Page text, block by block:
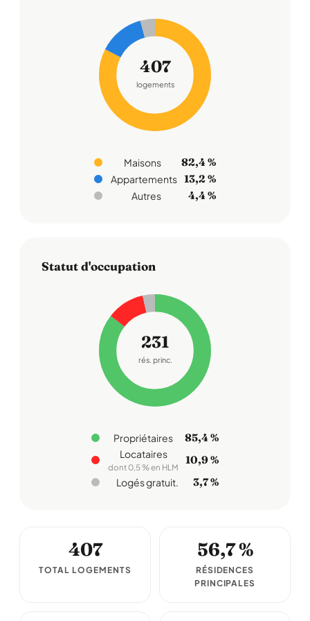
407
logements
Maisons 82,4 %
Appartements 13,2 %
Autres 4,4 %
Statut d'occupation
231
rés. princ.
Propriétaires 85,4 %
Locataires
dont 0,5 % en HLM
10,9 %
Logés gratuit. 3,7 %
407
TOTAL LOGEMENTS
56,7 %
RÉSIDENCES
PRINCIPALES